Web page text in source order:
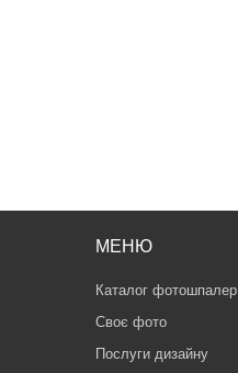
МЕНЮ
Каталог фотошпалер
Своє фото
Послуги дизайну